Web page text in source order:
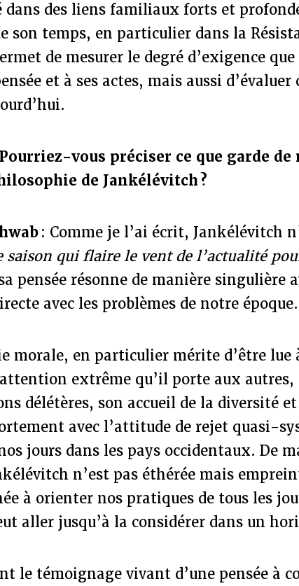
dans des liens familiaux forts et
son temps, en particulier dans la
de mesurer le degré d’exigence
et à ses actes, mais aussi d’évaluer
vous préciser ce que garde de
de Jankélévitch ?
: Comme je l’ai écrit, Jankélévitch
saison qui flaire le vent de l’actualité
pensée résonne de manière singulière
avec les problèmes de notre époque.
morale, en particulier mérite d’être lue
extrême qu’il porte aux autres,
délétères, son accueil de la diversité
avec l’attitude de rejet quasi-
jours dans les pays occidentaux. De
n’est pas éthérée mais
à orienter nos pratiques de tous les
aller jusqu’à la considérer dans un
le témoignage vivant d’une pensée à